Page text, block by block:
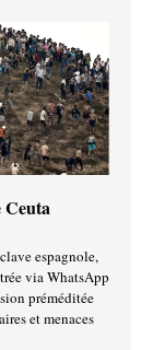
Ceuta
espagnole,
via WhatsApp
préméditée
et menaces